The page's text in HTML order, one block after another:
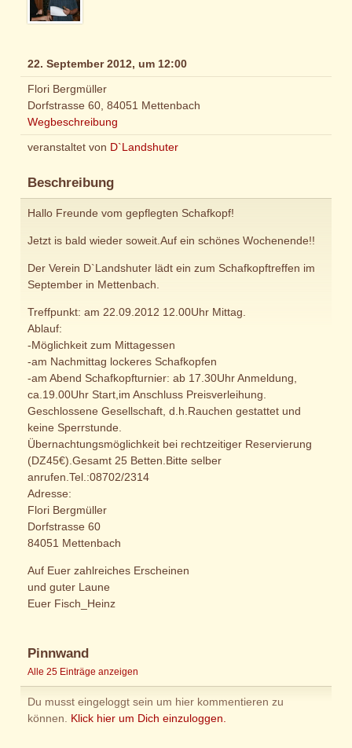
22. September 2012, um 12:00
Flori Bergmüller
Dorfstrasse 60, 84051 Mettenbach
Wegbeschreibung
veranstaltet von D`Landshuter
Beschreibung
Hallo Freunde vom gepflegten Schafkopf!
Jetzt is bald wieder soweit.Auf ein schönes Wochenende!!
Der Verein D`Landshuter lädt ein zum Schafkopftreffen im
September in Mettenbach.
Treffpunkt: am 22.09.2012 12.00Uhr Mittag.
Ablauf:
-Möglichkeit zum Mittagessen
-am Nachmittag lockeres Schafkopfen
-am Abend Schafkopfturnier: ab 17.30Uhr Anmeldung,
ca.19.00Uhr Start,im Anschluss Preisverleihung.
Geschlossene Gesellschaft, d.h.Rauchen gestattet und
keine Sperrstunde.
Übernachtungsmöglichkeit bei rechtzeitiger Reservierung
(DZ45€).Gesamt 25 Betten.Bitte selber
anrufen.Tel.:08702/2314
Adresse:
Flori Bergmüller
Dorfstrasse 60
84051 Mettenbach
Auf Euer zahlreiches Erscheinen
und guter Laune
Euer Fisch_Heinz
Pinnwand
Alle 25 Einträge anzeigen
Du musst eingeloggt sein um hier kommentieren zu
können. Klick hier um Dich einzuloggen.